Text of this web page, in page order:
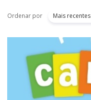
Ordenar por Mais recentes